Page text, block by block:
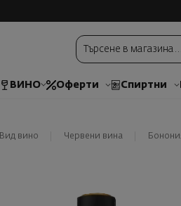
ВИНО Оферти Спиртни
Вид вино Червени вина